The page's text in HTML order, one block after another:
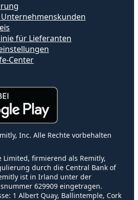
für Lieferanten
Center
Inc. Alle Rechte vorbehalten
Limited, firmierend als Remitly,
durch die Central Bank of
ist in Irland unter der
629909 eingetragen.
1 Albert Quay, Ballintemple, Cork